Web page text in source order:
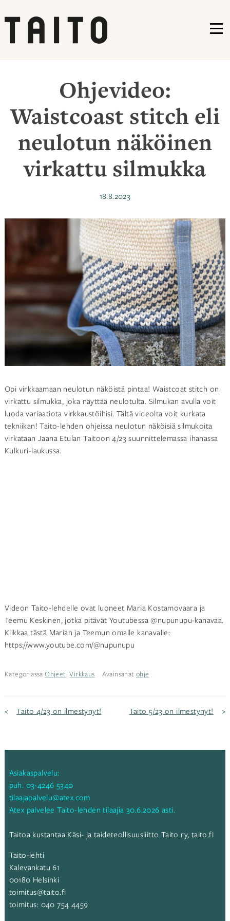
Ohjevideo:
Waistcoast stitch eli
neulotun näköinen
virkattu silmukka
Julkaistu
18.8.2023
Opi virkkaamaan neulotun näköistä pintaa! Waistcoat stitch on
virkattu silmukka, joka näyttää neulotulta. Silmukan avulla voit
luoda variaatiota virkkaustöihisi. Tältä videolta voit kurkata
tekniikan! Taito-lehden ohjeissa neulotun näköisiä silmukoita
virkataan Jaana Etulan Taitoon 4/23 suunnittelemassa ihanassa
Kulkuri-laukussa.
AcceptToiminnalliset
Videon Taito-lehdelle ovat luoneet Maria Kostamovaara ja
Teemu Keskinen, jotka pitävät Youtubessa @nupunupu-kanavaa.
Klikkaa tästä Marian ja Teemun omalle kanavalle:
https://www.youtube.com/@nupunupu
KategoriassaOhjeet,Virkkaus Avainsanat ohje
Artikkelien
selaus
Taito 4/23 on ilmestynyt! Taito 5/23 on ilmestynyt!
Asiakaspalvelu:
puh. 03-4246 5340
tilaajapalvelu@atex.com
Atex palvelee Taito-lehden tilaajia 30.6.2026 asti.
Taitoa kustantaa Käsi- ja taideteollisuusliitto Taito ry, taito.fi
Taito-lehti
Kalevankatu 61
00180 Helsinki
toimitus@taito.fi
toimitus: 040 754 4459